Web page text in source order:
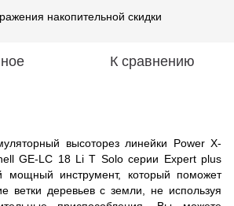
накопительной скидки
К сравнению
высоторез линейки Power X-
GE-LC 18 Li T Solo серии Expert plus
мощный инструмент, который поможет
ветки деревьев с земли, не используя